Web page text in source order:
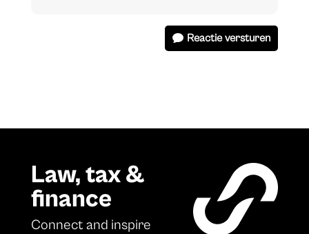
Reactie versturen
Law, tax &
finance
Connect and inspire